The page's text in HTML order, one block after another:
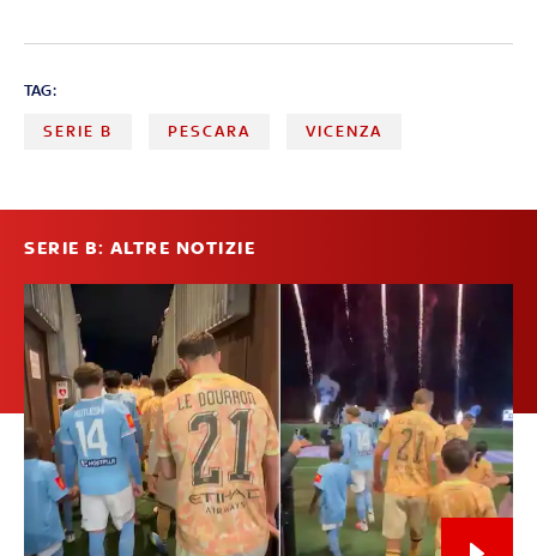
TAG:
SERIE B PESCARA VICENZA
SERIE B: ALTRE NOTIZIE